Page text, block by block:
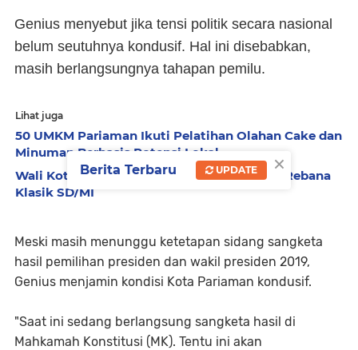
Genius menyebut jika tensi politik secara nasional
belum seutuhnya kondusif. Hal ini disebabkan,
masih berlangsungnya tahapan pemilu.
Lihat juga
50 UMKM Pariaman Ikuti Pelatihan Olahan Cake dan
Minuman Berbasis Potensi Lokal
Wali Kota Pariaman Buka Festival Qasidah Rebana
Klasik SD/MI
Meski masih menunggu ketetapan sidang sangketa
hasil pemilihan presiden dan wakil presiden 2019,
Genius menjamin kondisi Kota Pariaman kondusif.
"Saat ini sedang berlangsung sangketa hasil di
Mahkamah Konstitusi (MK). Tentu ini akan
×
Berita Terbaru UPDATE